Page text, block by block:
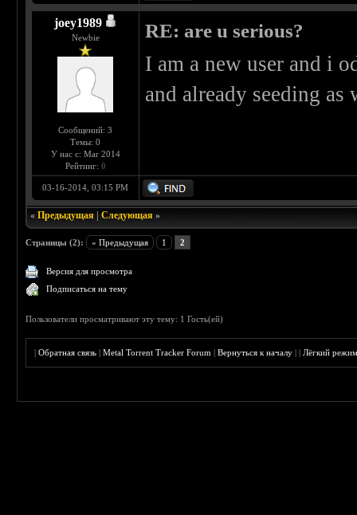
joey1989
Newbie
Сообщений: 3
Темы: 0
У нас с: Mar 2014
Рейтинг: 0
RE: are u serious?
I am a new user and i
and already seeding as
03-16-2014, 03:15 PM
«Предыдущая |Следующая »
Страницы (2): « Предыдущая 1 2
Версия для просмотра
Подписаться на тему
Пользователи просматривают эту тему: 1 Гость(ей)
|Обратная связь |Metal Torrent Tracker Forum |Вернуться к началу ||Лёгкий